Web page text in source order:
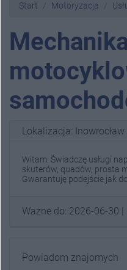
Start Motoryzacja
Lokalizacja: Inowrocław
Witam. Świadczę usługi
skuterów, quadów, prosta
Gwarantuję podejście jak
Ważne do: 2026-06-30 |
Powiadom znajomych